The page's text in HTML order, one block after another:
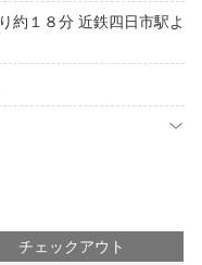
約１８分 近鉄四日市駅よ
チェックアウト